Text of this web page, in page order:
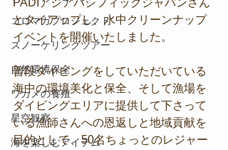
コロマガプロジェクト
スノーケリングツアー
自然環境保全
ワカメの養殖
星空観察
海を楽しむアイテム
PADIアジアパシフィックジャパンさん
とタイアップし、水中クリーンナップ
イベントを開催いたしました。
普段ダイビングをしていただいている
海中の環境美化と保全、そして漁場を
ダイビングエリアに提供して下さって
いる漁師さんへの恩返しと地域貢献を
目的として、50名ちょっとのレジャー